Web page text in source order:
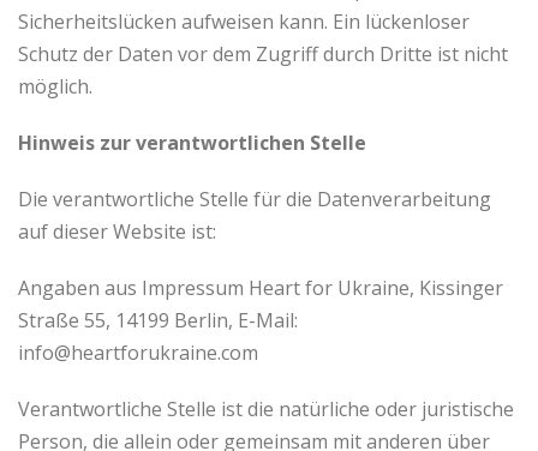
Sicherheitslücken aufweisen kann. Ein lückenloser
Schutz der Daten vor dem Zugriff durch Dritte ist nicht
möglich.
Hinweis zur verantwortlichen Stelle
Die verantwortliche Stelle für die Datenverarbeitung
auf dieser Website ist:
Angaben aus Impressum Heart for Ukraine, Kissinger
Straße 55, 14199 Berlin, E-Mail:
info@heartforukraine.com
Verantwortliche Stelle ist die natürliche oder juristische
Person, die allein oder gemeinsam mit anderen über